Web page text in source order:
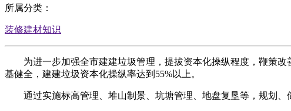
所属分类：
装修建材知识
为进一步加强全市建建垃圾管理，提拔资本化操纵程度，鞭策改
基健全，建建垃圾资本化操纵率达到55%以上。
通过实施标高管理、堆山制景、坑塘管理、地盘复垦等，规划、